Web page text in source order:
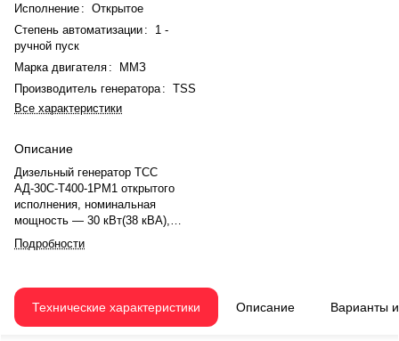
Исполнение : Открытое
Степень автоматизации :
1 -
ручной пуск
Марка двигателя :
ММЗ
Производитель генератора : TSS
Все характеристики
Описание
Дизельный генератор ТСС
АД-30С-Т400-1РМ1 открытого
исполнения, номинальная
мощность — 30 кВт(38 кВА),
максимальная — 33 кВт (41 кВА).
Двигатель ММЗ ММЗ Д-243-449,
регулятором оборотов.
Номинальная мощность
Подробности
Технические характеристики Описание Варианты